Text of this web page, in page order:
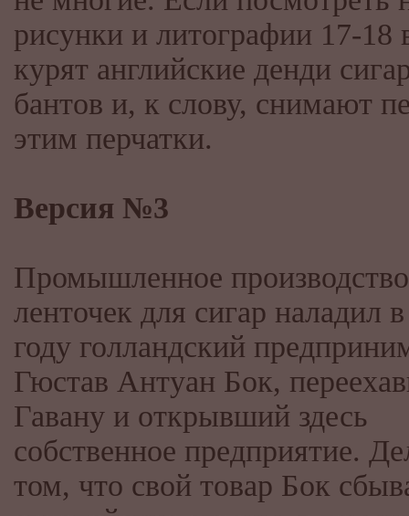
рисунки и литографии 17-18
курят английские денди
бантов и, к слову, снимают
этим перчатки.
Версия №3
Промышленное производство
ленточек для сигар наладил
году голландский
Гюстав Антуан Бок,
Гавану и открывший здесь
собственное предприятие.
том, что свой товар Бок